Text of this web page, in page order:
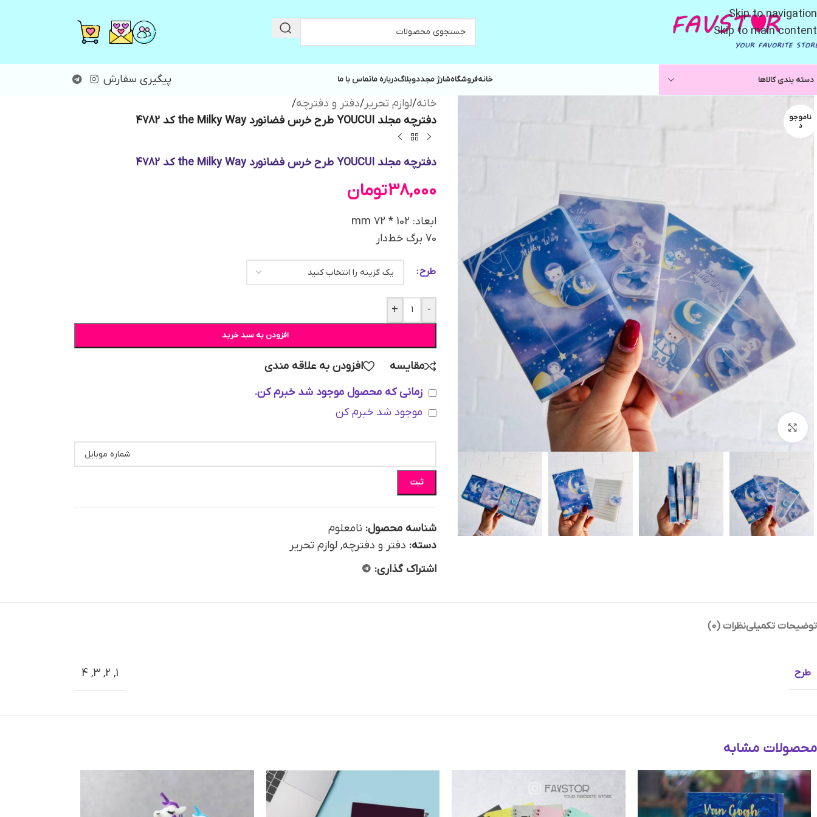
Skip to navigation
Skip to main content
دسته بندی کالاها خانهفروشگاهشارژ مجددوبلاگدرباره ماتماس با ما پیگیری سفارش
ناموجو
د
خانه/لوازم تحریر/دفتر و دفترچه/
دفترچه مجلد YOUCUI طرح خرس فضانورد the Milky Way کد 4782
دفترچه مجلد YOUCUI طرح خرس فضانورد the Milky Way کد 4782
38,000تومان
ابعاد: 102 * 72 mm
70 برگ خط‌دار
طرح
-
+
افزودن به سبد خرید
مقایسه
افزودن به علاقه مندی
زمانی که محصول موجود شد خبرم کن.
موجود شد خبرم کن
ثبت
شناسه محصول: نامعلوم
دسته: دفتر و دفترچه, لوازم تحریر
اشتراک گذاری:
توضیحات تکمیلینظرات (0)
طرح 1
,
2
,
3
,
4
محصولات مشابه
Instagram